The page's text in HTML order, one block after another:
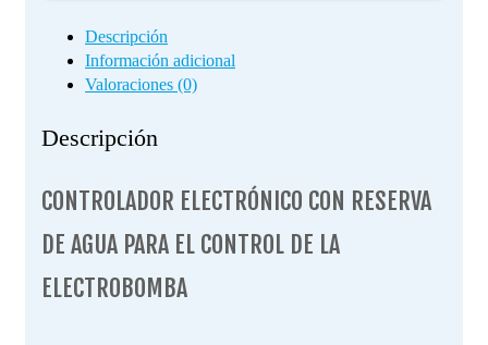
Descripción
Información adicional
Valoraciones (0)
Descripción
CONTROLADOR ELECTRÓNICO CON RESERVA
DE AGUA PARA EL CONTROL DE LA
ELECTROBOMBA